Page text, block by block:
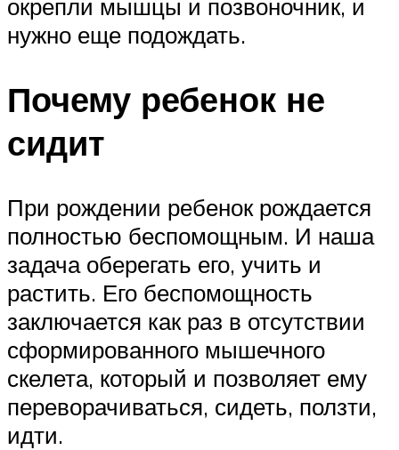
окрепли мышцы и позвоночник, и
нужно еще подождать.
Почему ребенок не
сидит
При рождении ребенок рождается
полностью беспомощным. И наша
задача оберегать его, учить и
растить. Его беспомощность
заключается как раз в отсутствии
сформированного мышечного
скелета, который и позволяет ему
переворачиваться, сидеть, ползти,
идти.